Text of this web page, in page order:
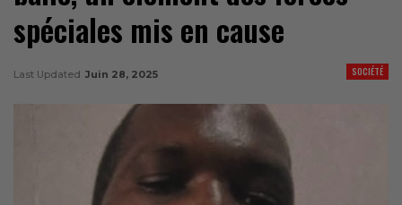
spéciales mis en cause
SOCIÉTÉ
Last Updated Juin 28, 2025